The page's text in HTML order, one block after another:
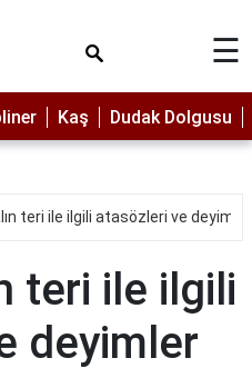
☰
Kaş Dudak Dolgusu
teri ile ilgili atasözleri ve
teri ile ilgili
deyimler